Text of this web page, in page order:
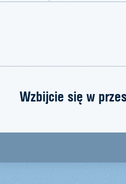
Wzbijcie się w